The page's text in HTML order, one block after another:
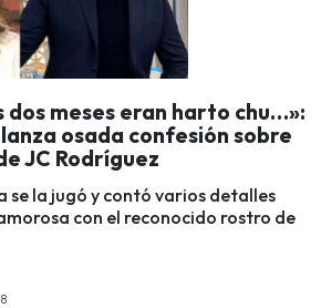
dos meses eran harto chu…»:
osada confesión sobre
JC Rodríguez
se la jugó y contó varios detalles
con el reconocido rostro de